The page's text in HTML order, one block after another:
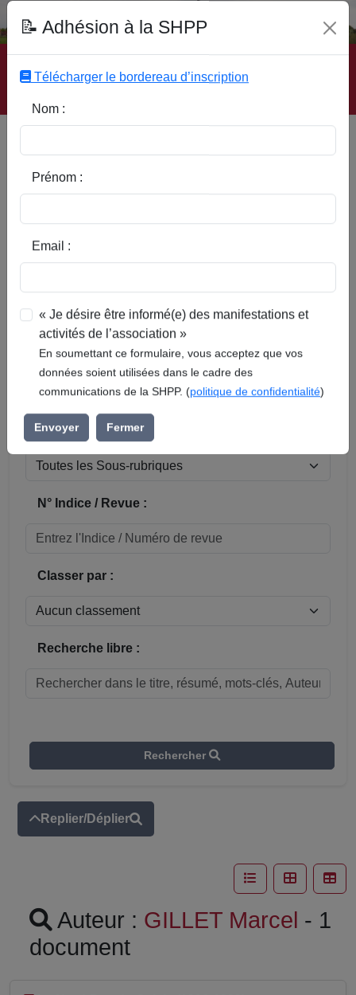
Sous-Rubriques | Mots-Clefs | Contact
Réinitialiser
Sous-rubrique / Commune :
N° Indice / Revue :
Classer par :
Recherche libre :
Rechercher
Replier/Déplier
Auteur : GILLET Marcel - 1
document
📝 Adhésion à la SHPP
Télécharger le bordereau d’inscription
Nom :
Prénom :
Email :
« Je désire être informé(e) des manifestations et
activités de l’association »
En soumettant ce formulaire, vous acceptez que vos
données soient utilisées dans le cadre des
communications de la SHPP. (politique de confidentialité)
Envoyer Fermer